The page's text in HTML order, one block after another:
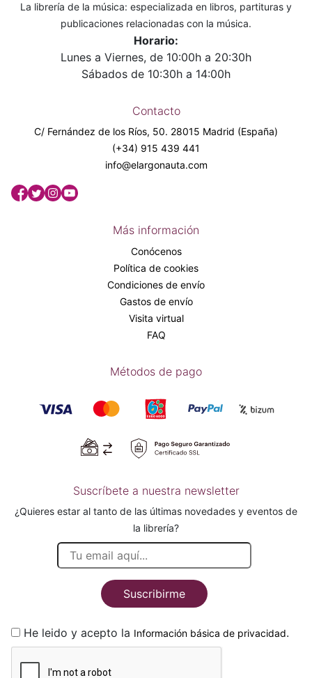
La librería de la música: especializada en libros, partituras y
publicaciones relacionadas con la música.
Horario:
Lunes a Viernes, de 10:00h a 20:30h
Sábados de 10:30h a 14:00h
Contacto
C/ Fernández de los Ríos, 50. 28015 Madrid (España)
(+34) 915 439 441
info@elargonauta.com
Más información
Conócenos
Política de cookies
Condiciones de envío
Gastos de envío
Visita virtual
FAQ
Métodos de pago
Suscríbete a nuestra newsletter
¿Quieres estar al tanto de las últimas novedades y eventos de
la librería?
Suscribirme
He leido y acepto la Información básica de privacidad.